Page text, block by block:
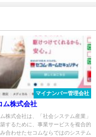
マイナンバー管理会社
ム株式会社
株式会社は、「社会システム産業」
するために、事業サービスを複合的
合わせたセコムならではのシステム